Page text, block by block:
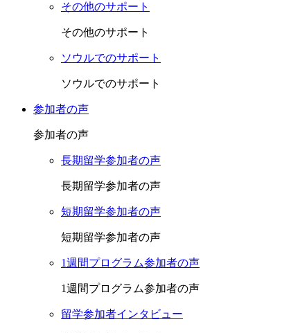
その他のサポート
その他のサポート
ソウルでのサポート
ソウルでのサポート
参加者の声
参加者の声
長期留学参加者の声
長期留学参加者の声
短期留学参加者の声
短期留学参加者の声
1週間プログラム参加者の声
1週間プログラム参加者の声
留学参加者インタビュー